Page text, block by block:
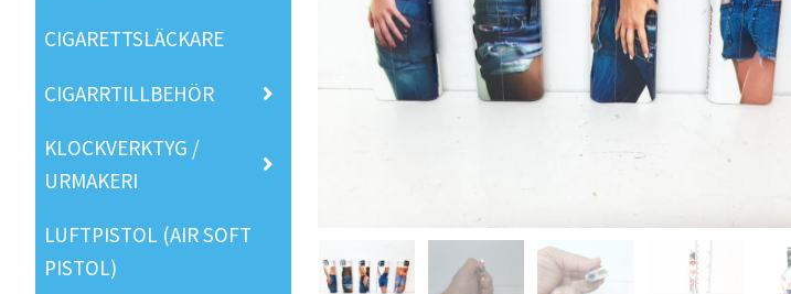
CIGARETTSLÄCKARE
CIGARRTILLBEHÖR
KLOCKVERKTYG /
URMAKERI
LUFTPISTOL (AIR SOFT
PISTOL)